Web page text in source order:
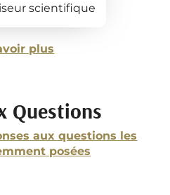
scientifique
plus
Questions
aux questions les
posées